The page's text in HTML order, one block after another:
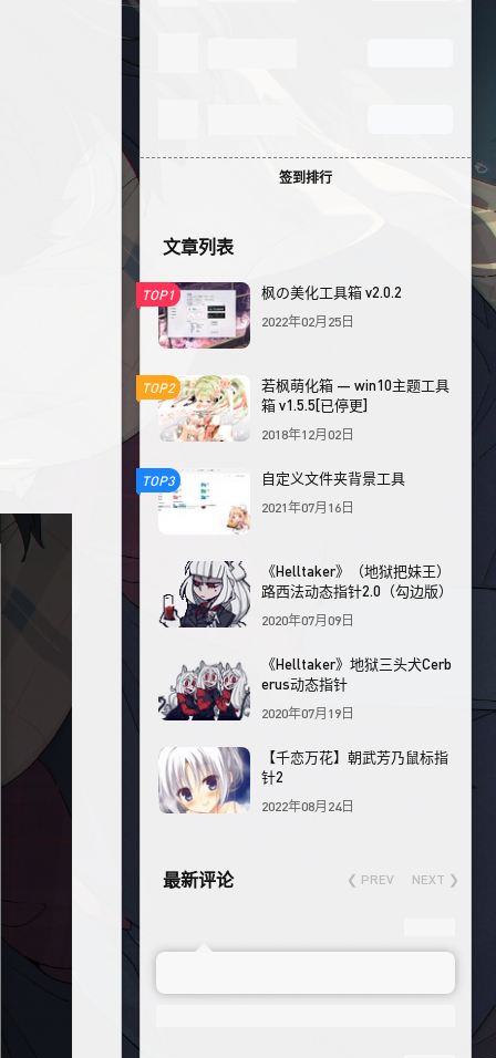
签到排行
文章列表
TOP1 枫の美化工具箱 v2.0.2
2022年02月25日
TOP2
若枫萌化箱 — win10主题工具
箱 v1.5.5[已停更]
2018年12月02日
TOP3 自定义文件夹背景工具
2021年07月16日
《Helltaker》（地狱把妹王）
路西法动态指针2.0（勾边版）
2020年07月09日
《Helltaker》地狱三头犬Cerb
erus动态指针
2020年07月19日
【千恋万花】朝武芳乃鼠标指
针2
2022年08月24日
最新评论 ❮ PREV NEXT ❯